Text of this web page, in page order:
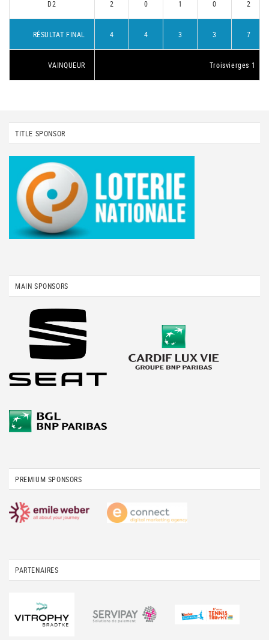
D2 2 0 1 0 2
RÉSULTAT FINAL 4 4 3 3 7
VAINQUEUR Troisvierges 1
TITLE SPONSOR
MAIN SPONSORS
PREMIUM SPONSORS
PARTENAIRES